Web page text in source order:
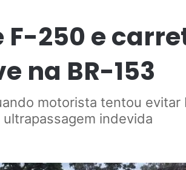
250 e
na BR-153
motorista tentou evitar
indevida